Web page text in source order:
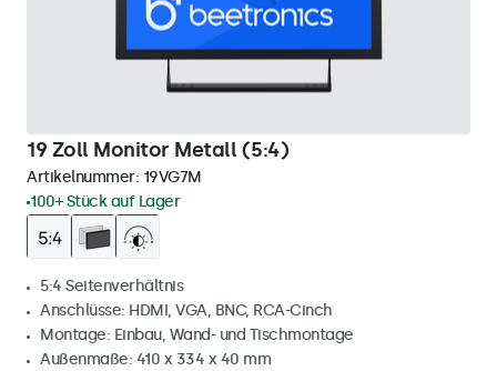
19 Zoll Monitor Metall (5:4)
Artikelnummer: 19VG7M
100+ Stück auf Lager
5:4 Seitenverhältnis
Anschlüsse: HDMI, VGA, BNC, RCA-Cinch
Montage: Einbau, Wand- und Tischmontage
Außenmaße: 410 x 334 x 40 mm